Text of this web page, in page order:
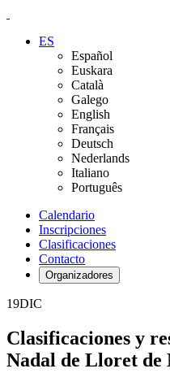
ES
Español
Euskara
Català
Galego
English
Français
Deutsch
Nederlands
Italiano
Português
Calendario
Inscripciones
Clasificaciones
Contacto
Organizadores
19DIC
Clasificaciones y
Nadal de Lloret de